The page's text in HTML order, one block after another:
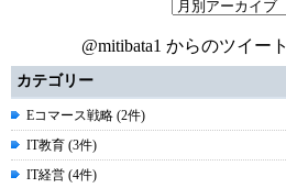
@mitibata1 からのツイート
カテゴリー
Eコマース戦略 (2件)
IT教育 (3件)
IT経営 (4件)